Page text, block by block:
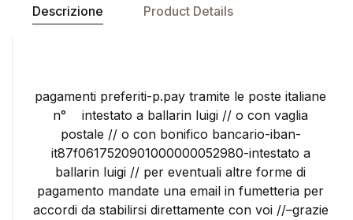
Descrizione Product Details
pagamenti preferiti-p.pay tramite le poste italiane
n° intestato a ballarin luigi // o con vaglia
postale // o con bonifico bancario-iban-
it87f0617520901000000052980-intestato a
ballarin luigi // per eventuali altre forme di
pagamento mandate una email in fumetteria per
accordi da stabilirsi direttamente con voi //–grazie